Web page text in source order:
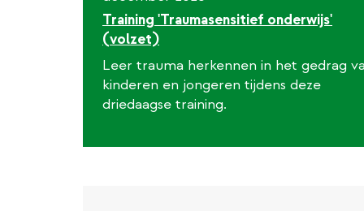
Training 'Traumasensitief onderwijs'
(volzet)
Leer trauma herkennen in het gedrag
kinderen en jongeren tijdens deze
driedaagse training.